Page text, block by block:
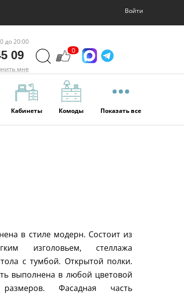
Войти
до 20:00
09
мне
0
Кабинеты Комоды Показать все
в стиле модерн. Состоит из
изголовьем, стеллажа
с тумбой. Открытой полки.
выполнена в любой цветовой
Фасадная часть